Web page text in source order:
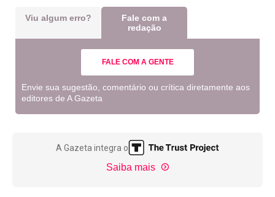
Viu algum erro?
Fale com a
redação
FALE COM A GENTE
Envie sua sugestão, comentário ou crítica diretamente aos
editores de A Gazeta
A Gazeta integra o
Saiba mais